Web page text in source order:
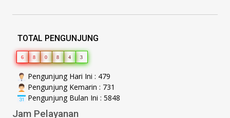
TOTAL PENGUNJUNG
6 8 0 8 4 3
Pengunjung Hari Ini : 479
Pengunjung Kemarin : 731
Pengunjung Bulan Ini : 5848
Jam Pelayanan